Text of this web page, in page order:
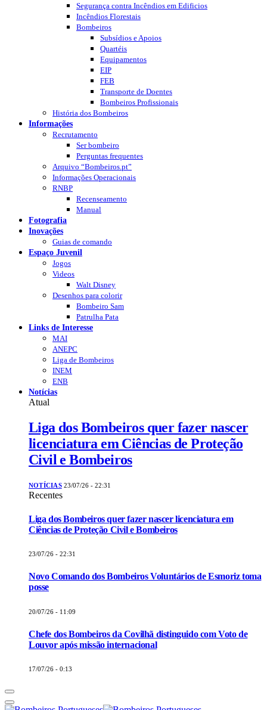
Segurança contra Incêndios em Edificios
Incêndios Florestais
Bombeiros
Subsídios e Apoios
Quartéis
Equipamentos
EIP
FEB
Transporte de Doentes
Bombeiros Profissionais
História dos Bombeiros
Informações
Recrutamento
Ser bombeiro
Perguntas frequentes
Arquivo “Bombeiros.pt”
Informações Operacionais
RNBP
Recenseamento
Manual
Fotografia
Inovações
Guias de comando
Espaço Juvenil
Jogos
Videos
Walt Disney
Desenhos para colorir
Bombeiro Sam
Patrulha Pata
Links de Interesse
MAI
ANEPC
Liga de Bombeiros
INEM
ENB
Notícias
Atual
Liga dos Bombeiros quer fazer nascer
licenciatura em Ciências de Proteção
Civil e Bombeiros
NOTÍCIAS 23/07/26 - 22:31
Recentes
Liga dos Bombeiros quer fazer nascer licenciatura em
Ciências de Proteção Civil e Bombeiros
23/07/26 - 22:31
Novo Comando dos Bombeiros Voluntários de Esmoriz toma
posse
20/07/26 - 11:09
Chefe dos Bombeiros da Covilhã distinguido com Voto de
Louvor após missão internacional
17/07/26 - 0:13